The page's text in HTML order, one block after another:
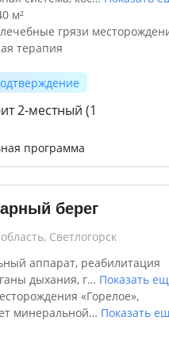
м²
грязи
терапия
2-местный (1
программа
берег
Светлогорск
аппарат, реабилитация
дыхания, г… Показать
«Горелое»,
минеральной… Показать